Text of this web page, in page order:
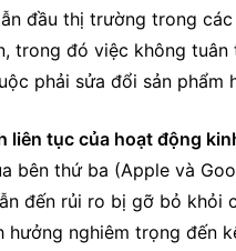
đầu thị trường trong
trong đó việc không
phải sửa đổi sản phẩm
liên tục của hoạt động
bên thứ ba (Apple và
đến rủi ro bị gỡ bỏ khỏi
hưởng nghiêm trọng đến